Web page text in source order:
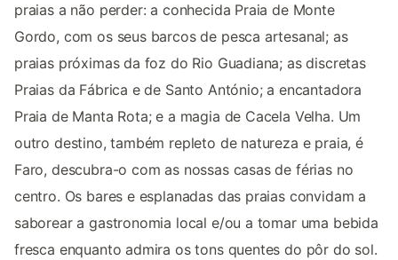
praias a não perder: a conhecida Praia de Monte
Gordo, com os seus barcos de pesca artesanal; as
praias próximas da foz do Rio Guadiana; as discretas
Praias da Fábrica e de Santo António; a encantadora
Praia de Manta Rota; e a magia de Cacela Velha. Um
outro destino, também repleto de natureza e praia, é
Faro, descubra-o com as nossas casas de férias no
centro. Os bares e esplanadas das praias convidam a
saborear a gastronomia local e/ou a tomar uma bebida
fresca enquanto admira os tons quentes do pôr do sol.